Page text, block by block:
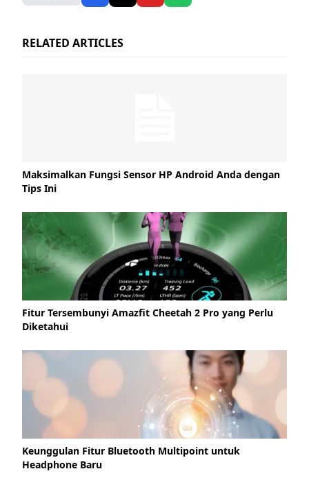
RELATED ARTICLES
Maksimalkan Fungsi Sensor HP Android Anda dengan
Tips Ini
Fitur Tersembunyi Amazfit Cheetah 2 Pro yang Perlu
Diketahui
Keunggulan Fitur Bluetooth Multipoint untuk
Headphone Baru